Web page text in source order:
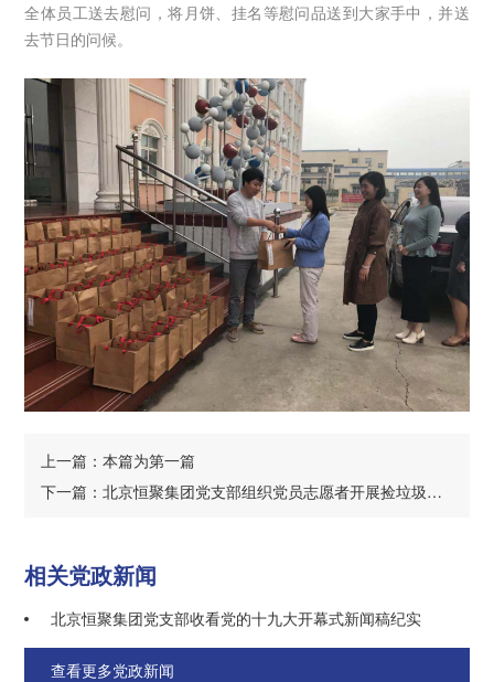
全体员工送去慰问，将月饼、挂名等慰问品送到大家手中，并送
去节日的问候。
上一篇：本篇为第一篇
下一篇：北京恒聚集团党支部组织党员志愿者开展捡垃圾公益活动
相关党政新闻
北京恒聚集团党支部收看党的十九大开幕式新闻稿纪实
查看更多党政新闻